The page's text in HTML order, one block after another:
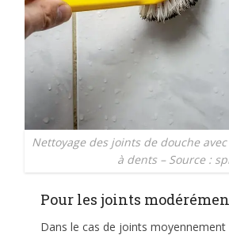
Nettoyage des joints de douche
à dents – Source :
Pour les joints
Dans le cas de joints moyennement